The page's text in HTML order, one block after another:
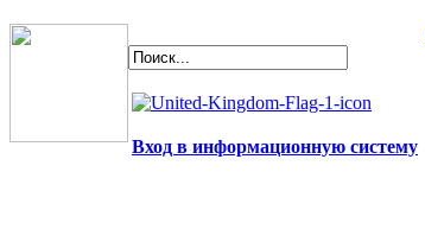
Вход в информационную систему